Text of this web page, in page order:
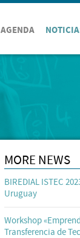
AGENDA
MORE NEWS
BIREDIAL ISTEC
Uruguay
Workshop
Transferencia de